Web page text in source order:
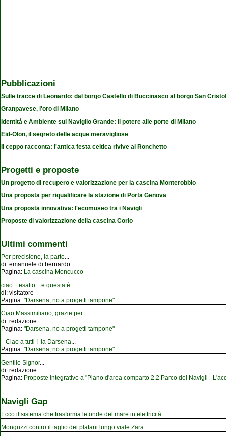
Pubblicazioni
Sulle tracce di Leonardo: dal borgo Castello di Buccinasco al borgo San
Granpavese, l'oro di Milano
Identità e Ambiente sul Naviglio Grande: Il potere alle porte di Milano
Eid-Olon, il segreto delle acque meravigliose
Il ceppo racconta: l'antica festa celtica rivive al Ronchetto
Progetti e proposte
Un progetto di recupero e valorizzazione per la cascina Monterobbio
Una proposta per riqualificare la stazione di Porta Genova
Una proposta innovativa: l'ecomuseo tra i Navigli
Proposte di valorizzazione della cascina Corio
Ultimi commenti
Per precisione, la parte
di: emanuele di bernardo
Pagina: La cascina Moncucco
ciao .. esatto .. e questa è
di: visitatore
Pagina: "Darsena, no a progetti tampone"
Ciao Massimiliano, grazie per...
di: redazione
Pagina: "Darsena, no a progetti tampone"
Ciao a tutti ! la Darsena
Pagina: "Darsena, no a progetti tampone"
Gentile Signor...
di: redazione
Pagina: Proposte integrative a "Piano d'area comparto 2.2 Parco dei Navigli -
Navigli Gap
Ecco il sistema che trasforma le onde del mare in elettricità
Monguzzi contro il taglio dei platani lungo viale Zara